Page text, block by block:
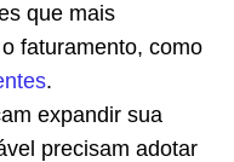
que mais
faturamento, como
.
expandir sua
precisam adotar